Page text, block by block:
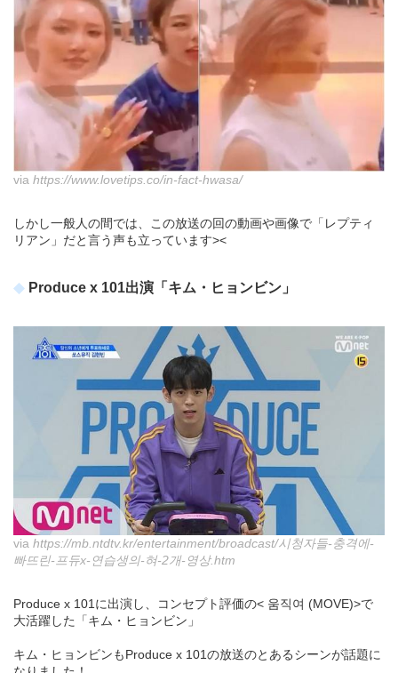
via https://www.lovetips.co/in-fact-hwasa/
しかし一般人の間では、この放送の回の動画や画像で「レプティ
リアン」だと言う声も立っています><
Produce x 101出演「キム・ヒョンビン」
via https://mb.ntdtv.kr/entertainment/broadcast/시청자들-충격에-
빠뜨린-프듀x-연습생의-혀-2개-영상.htm
Produce x 101に出演し、コンセプト評価の< 움직여 (MOVE)>で
大活躍した「キム・ヒョンビン」
キム・ヒョンビンもProduce x 101の放送のとあるシーンが話題に